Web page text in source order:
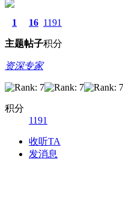
1
主题
16
帖子
1191
积分
资深专家
积分
1191
收听TA
发消息